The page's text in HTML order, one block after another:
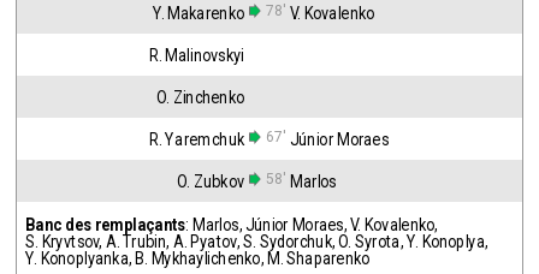
Y. Makarenko 78' V. Kovalenko
R. Malinovskyi
O. Zinchenko
R. Yaremchuk 67' Júnior Moraes
O. Zubkov 58' Marlos
Banc des remplaçants: Marlos,Júnior Moraes,V. Kovalenko,
S. Kryvtsov, A. Trubin, A. Pyatov,S. Sydorchuk,O. Syrota,Y. Konoplya,
Y. Konoplyanka, B. Mykhaylichenko, M. Shaparenko